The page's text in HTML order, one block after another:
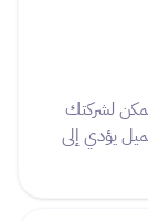
لشركتك
يؤدي إلى